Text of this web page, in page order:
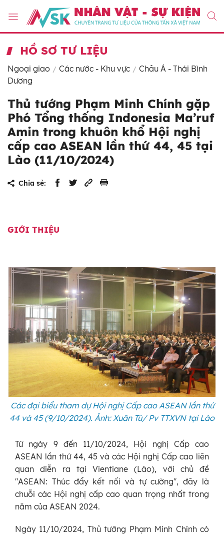
HỒ SƠ TƯ LIỆU
Ngoại giao Các nước - Khu vực
Châu Á - Thái Bình
Dương
Thủ tướng Phạm Minh Chính gặp
Phó Tổng thống Indonesia Ma’ruf
Amin trong khuôn khổ Hội nghị
cấp cao ASEAN lần thứ 44, 45 tại
Lào (11/10/2024)
Chia sẻ:
GIỚI THIỆU
Các đại biểu tham dự Hội nghị Cấp cao ASEAN lần thứ
44 và 45 (9/10/2024). Ảnh: Xuân Tú/ Pv TTXVN tại Lào
Từ ngày 9 đến 11/10/2024, Hội nghị Cấp cao
ASEAN lần thứ 44, 45 và các Hội nghị Cấp cao liên
quan diễn ra tại Vientiane (Lào), với chủ đề
"ASEAN: Thúc đẩy kết nối và tự cường", đây là
chuỗi các Hội nghị cấp cao quan trọng nhất trong
năm của ASEAN 2024.
Ngày 11/10/2024, Thủ tướng Phạm Minh Chính có